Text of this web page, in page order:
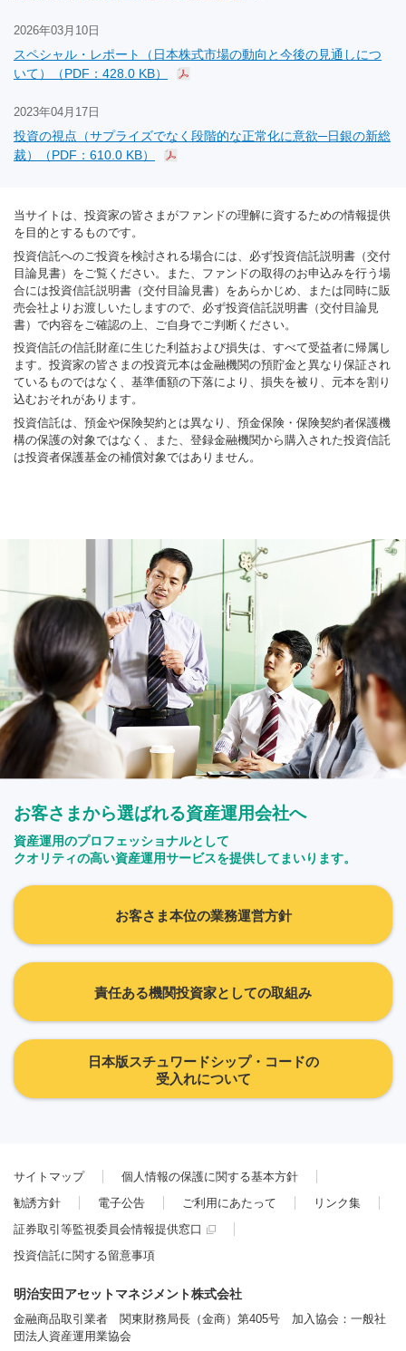
2026年03月10日
スペシャル・レポート（日本株式市場の動向と今後の見通しにつ
いて）（PDF：428.0 KB）
2023年04月17日
投資の視点（サプライズでなく段階的な正常化に意欲─日銀の新総
裁）（PDF：610.0 KB）
当サイトは、投資家の皆さまがファンドの理解に資するための情報提供
を目的とするものです。
投資信託へのご投資を検討される場合には、必ず投資信託説明書（交付
目論見書）をご覧ください。また、ファンドの取得のお申込みを行う場
合には投資信託説明書（交付目論見書）をあらかじめ、または同時に販
売会社よりお渡しいたしますので、必ず投資信託説明書（交付目論見
書）で内容をご確認の上、ご自身でご判断ください。
投資信託の信託財産に生じた利益および損失は、すべて受益者に帰属し
ます。投資家の皆さまの投資元本は金融機関の預貯金と異なり保証され
ているものではなく、基準価額の下落により、損失を被り、元本を割り
込むおそれがあります。
投資信託は、預金や保険契約とは異なり、預金保険・保険契約者保護機
構の保護の対象ではなく、また、登録金融機関から購入された投資信託
は投資者保護基金の補償対象ではありません。
お客さまから選ばれる資産運用会社へ
資産運用のプロフェッショナルとして
クオリティの高い資産運用サービスを提供してまいります。
お客さま本位の業務運営方針
責任ある機関投資家としての取組み
日本版スチュワードシップ・コードの
受入れについて
サイトマップ
個人情報の保護に関する基本方針
勧誘方針
電子公告 ご利用にあたって
リンク集
証券取引等監視委員会情報提供窓口
投資信託に関する留意事項
明治安田アセットマネジメント株式会社
金融商品取引業者 関東財務局長（金商）第405号 加入協会：一般社
団法人資産運用業協会